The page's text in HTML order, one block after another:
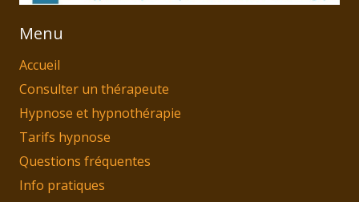
Menu
Accueil
Consulter un thérapeute
Hypnose et hypnothérapie
Tarifs hypnose
Questions fréquentes
Info pratiques